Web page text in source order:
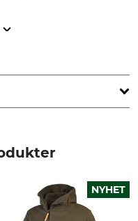
°C easy-care
NYHET